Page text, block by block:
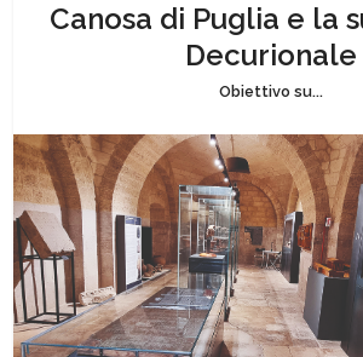
Canosa di Puglia e la
Decurionale
Obiettivo su...